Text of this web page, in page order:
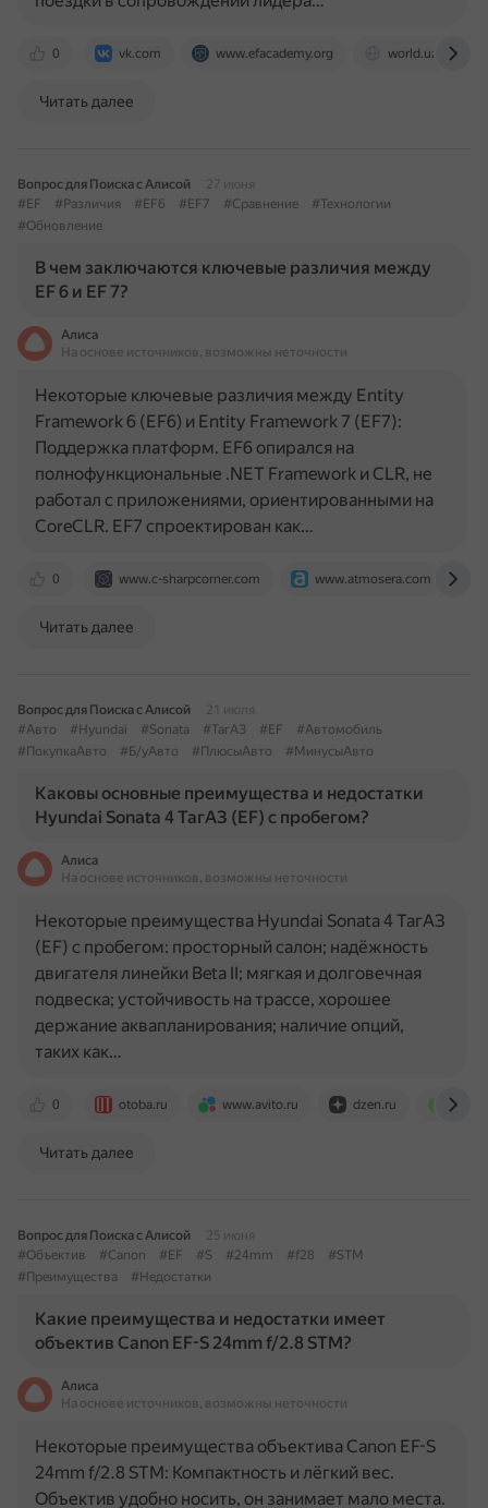
0 vk.com www.efacademy.org world.uz
Читать далее
Вопрос для Поиска с Алисой
27 июня
#EF
#Различия #EF6 #EF7 #Сравнение
#Технологии
#Обновление
В чем заключаются ключевые различия между
EF 6 и EF 7?
Алиса
На основе источников, возможны неточности
0 www.c-sharpcorner.com www.atmosera.com
Некоторые ключевые различия между Entity
Framework 6 (EF6) и Entity Framework 7 (EF7):
Поддержка платформ. EF6 опирался на
полнофункциональные .NET Framework и CLR, не
работал с приложениями, ориентированными на
CoreCLR. EF7 спроектирован как…
Читать далее
Вопрос для Поиска с Алисой
21 июля
#Авто
#Hyundai #Sonata #ТагАЗ #EF
#Автомобиль
#ПокупкаАвто
#Б/уАвто #ПлюсыАвто #МинусыАвто
Каковы основные преимущества и недостатки
Hyundai Sonata 4 ТагАЗ (EF) с пробегом?
Алиса
На основе источников, возможны неточности
0 otoba.ru www.avito.ru dzen.ru
Некоторые преимущества Hyundai Sonata 4 ТагАЗ
(EF) с пробегом: просторный салон; надёжность
двигателя линейки Beta II; мягкая и долговечная
подвеска; устойчивость на трассе, хорошее
держание аквапланирования; наличие опций,
таких как…
Читать далее
Вопрос для Поиска с Алисой
25 июня
#Объектив
#Canon #EF #S #24mm #f28
#STM
#Преимущества
#Недостатки
Какие преимущества и недостатки имеет
объектив Canon EF-S 24mm f/2.8 STM?
Алиса
На основе источников, возможны неточности
Некоторые преимущества объектива Canon EF-S
24mm f/2.8 STM: Компактность и лёгкий вес.
Объектив удобно носить, он занимает мало места.